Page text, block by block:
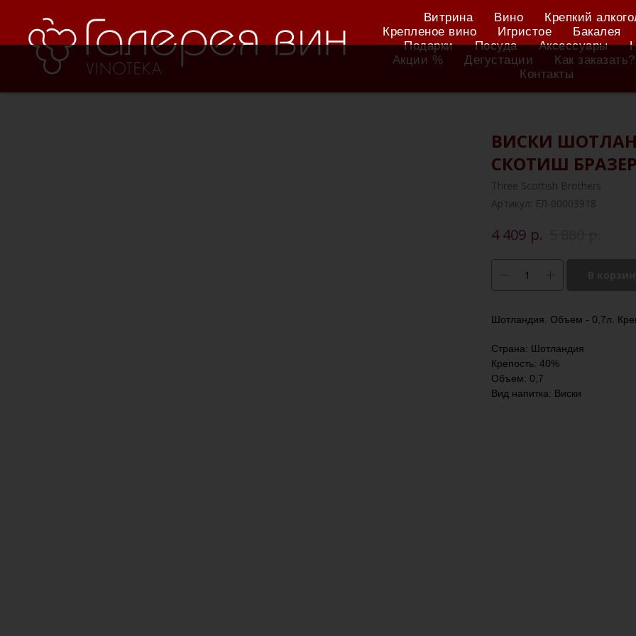
Витрина Вино
Крепкий
Крепленое вино
Игристое Бакалея
Подарки
Посуда Аксессуары
Акции %
Дегустации Как заказать?
Контакты
ВИСКИ
СКОТИШ
Three Scottish Brothers
Артикул: ЕЛ-00003918
4 409 р.
Шотландия. Объем - 0,7л.
Страна: Шотландия
Крепость: 40%
Объем: 0,7
Вид напитка: Виски